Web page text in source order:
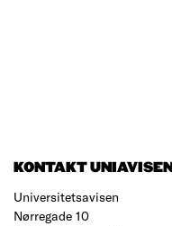
KONTAKT UNIAVISEN
Universitetsavisen
Nørregade 10